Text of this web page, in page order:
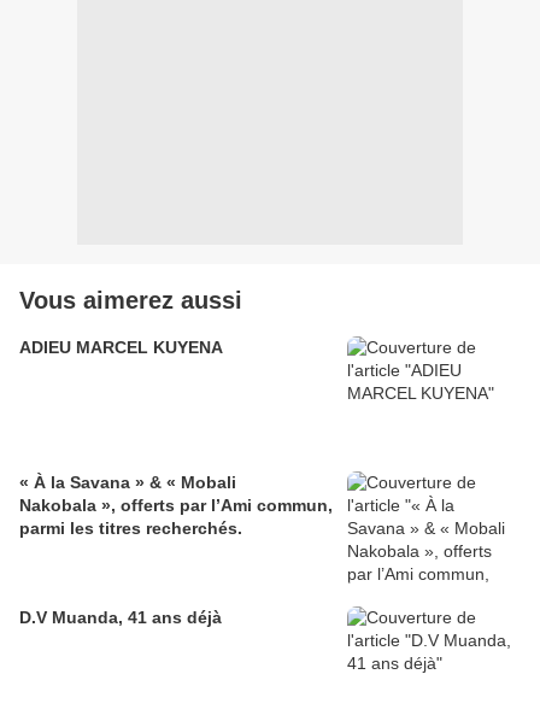
Vous aimerez aussi
ADIEU MARCEL KUYENA
« À la Savana » & « Mobali
Nakobala », offerts par l’Ami commun,
parmi les titres recherchés.
D.V Muanda, 41 ans déjà